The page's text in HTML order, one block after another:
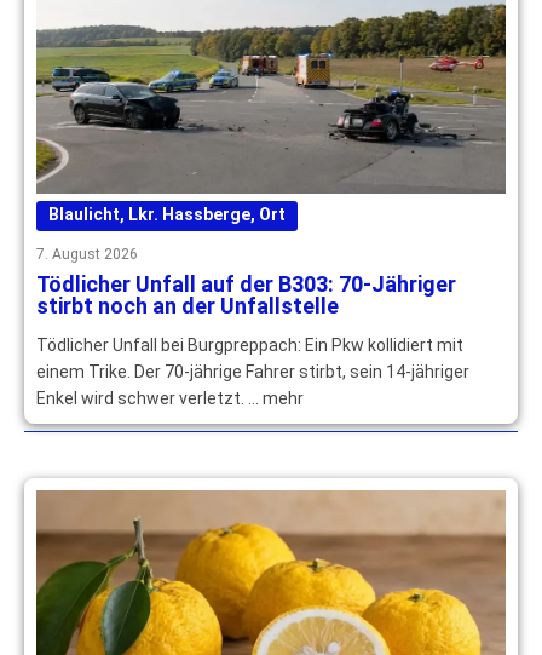
Blaulicht, Lkr. Hassberge, Ort
7. August 2026
Tödlicher Unfall auf der B303: 70-Jähriger
stirbt noch an der Unfallstelle
Tödlicher Unfall bei Burgpreppach: Ein Pkw kollidiert mit
einem Trike. Der 70-jährige Fahrer stirbt, sein 14-jähriger
Enkel wird schwer verletzt. … mehr